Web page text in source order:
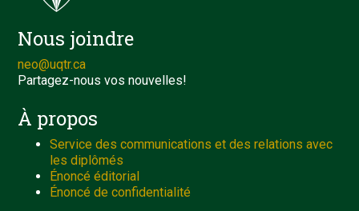
Nous joindre
neo@uqtr.ca
Partagez-nous vos nouvelles!
À propos
Service des communications et des relations avec
les diplômés
Énoncé éditorial
Énoncé de confidentialité